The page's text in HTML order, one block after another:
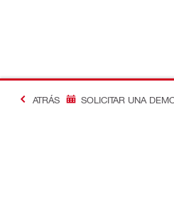
ATRÁS SOLICITAR UNA